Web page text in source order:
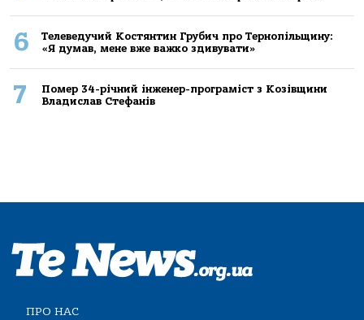
6
Телеведучий Костянтин Грубич про Тернопільщину:
«Я думав, мене вже важко здивувати»
7
Помер 34-річний інженер-програміст з Козівщини
Владислав Стефанів
ПРО НАС